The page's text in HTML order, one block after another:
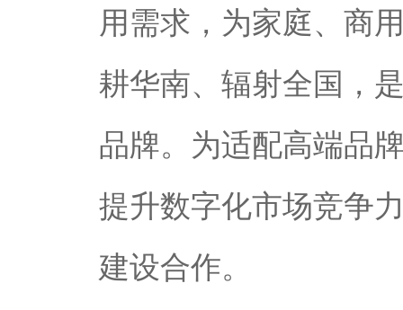
用需求，为家庭、商
耕华南、辐射全国，
品牌。为适配高端品
提升数字化市场竞争
建设合作。